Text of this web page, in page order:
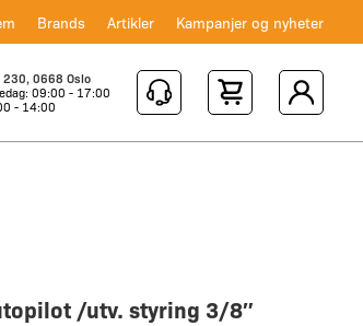
Brands Artikler Kampanjer og nyheter
230, 0668 Oslo
09:00 - 17:00
- 14:00
Shopping Cart
/utv. styring 3/8″